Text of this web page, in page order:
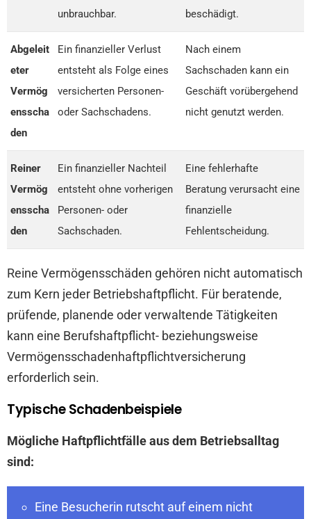
unbrauchbar.
beschädigt.
Abgeleit
eter
Vermög
ensscha
den
Ein finanzieller Verlust
entsteht als Folge eines
versicherten Personen-
oder Sachschadens.
Nach einem
Sachschaden kann ein
Geschäft vorübergehend
nicht genutzt werden.
Reiner
Vermög
ensscha
den
Ein finanzieller Nachteil
entsteht ohne vorherigen
Personen- oder
Sachschaden.
Eine fehlerhafte
Beratung verursacht eine
finanzielle
Fehlentscheidung.
Reine Vermögensschäden gehören nicht automatisch
zum Kern jeder Betriebshaftpflicht. Für beratende,
prüfende, planende oder verwaltende Tätigkeiten
kann eine Berufshaftpflicht- beziehungsweise
Vermögensschadenhaftpflichtversicherung
erforderlich sein.
Typische Schadenbeispiele
Mögliche Haftpflichtfälle aus dem Betriebsalltag
sind:
Eine Besucherin rutscht auf einem nicht